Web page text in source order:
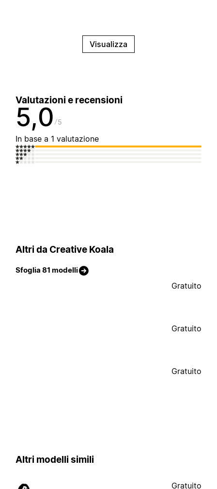
Visualizza
Valutazioni e recensioni
5,0 5
In base a 1 valutazione
Altri da Creative Koala
Sfoglia 81 modelli
Gratuito
Gratuito
Gratuito
Altri modelli simili
Gratuito